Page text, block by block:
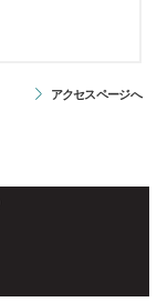
アクセスページへ